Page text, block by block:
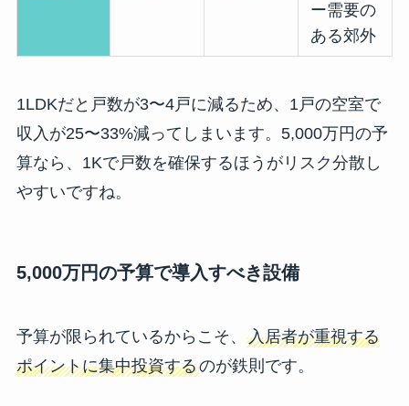
ー需要の
ある郊外
1LDKだと戸数が3〜4戸に減るため、1戸の空室で
収入が25〜33%減ってしまいます。5,000万円の予
算なら、1Kで戸数を確保するほうがリスク分散し
やすいですね。
5,000万円の予算で導入すべき設備
予算が限られているからこそ、 入居者が重視する
ポイントに集中投資するのが鉄則です。